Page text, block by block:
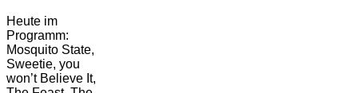
Heute im
Programm:
Mosquito State,
Sweetie, you
won’t Believe It,